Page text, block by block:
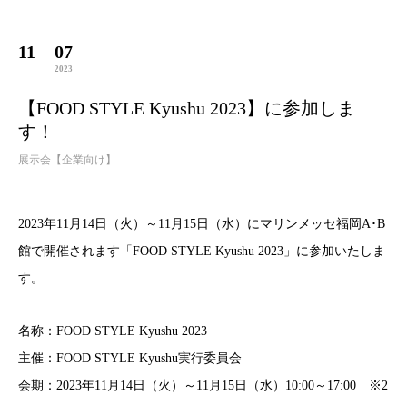
11 07
2023
【FOOD STYLE Kyushu 2023】に参加しま
す！
展示会【企業向け】
2023年11月14日（火）～11月15日（水）にマリンメッセ福岡A･B
館で開催されます「FOOD STYLE Kyushu 2023」に参加いたしま
す。
名称：FOOD STYLE Kyushu 2023
主催：FOOD STYLE Kyushu実行委員会
会期：2023年11月14日（火）～11月15日（水）10:00～17:00 ※2